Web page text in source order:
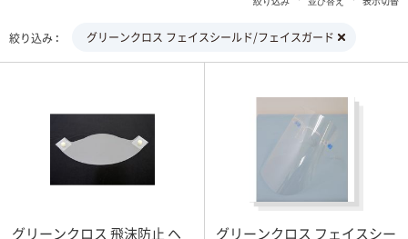
絞り込み グリーンクロス フェイスシールド/フェイスガード
グリーンクロス 飛沫防止 ヘ
グリーンクロス フェイスシー